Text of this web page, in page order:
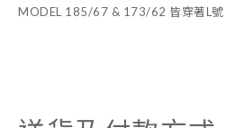
MODEL 185/67 & 173/62 皆穿著L號